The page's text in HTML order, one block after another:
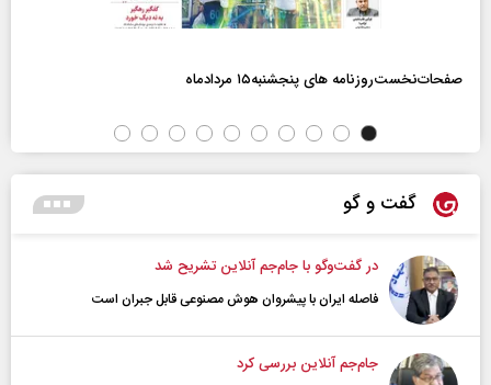
صفحات‌نخست‌روزنامه ها‌ی پنجشنبه‌۱۵ مردادماه
گفت و گو
در گفت‌و‌گو با جام‌جم آنلاین تشریح شد
فاصله ایران با پیشرو‌ان هوش مصنوعی قابل جبران است
جام‌جم آنلاین بررسی کرد